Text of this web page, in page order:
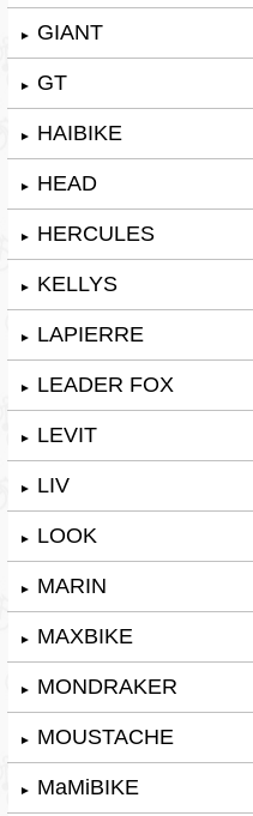
► GIANT
► GT
► HAIBIKE
► HEAD
► HERCULES
► KELLYS
► LAPIERRE
► LEADER FOX
► LEVIT
► LIV
► LOOK
► MARIN
► MAXBIKE
► MONDRAKER
► MOUSTACHE
► MaMiBIKE